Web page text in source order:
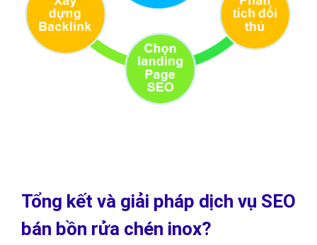
Tổng kết và giải pháp dịch vụ SEO
bán bồn rửa chén inox?